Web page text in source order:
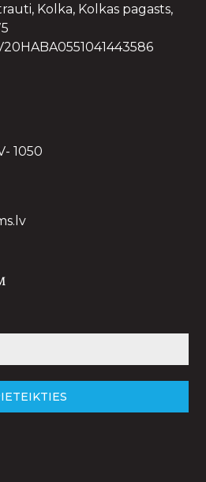
Kolka, Kolkas pagasts,
1050